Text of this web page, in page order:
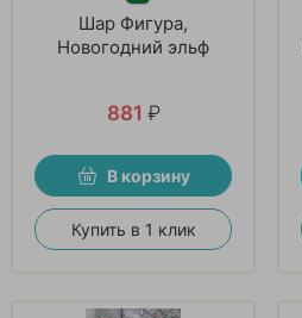
Шар Фигура,
Новогодний эльф
881 ₽
В корзину
Купить в 1 клик